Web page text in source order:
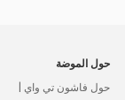
حول الموضة
حول فاشون تي واي |